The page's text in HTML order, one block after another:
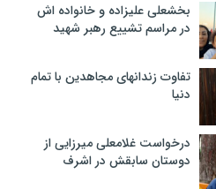
بخشعلی علیزاده و خانواده اش
در مراسم تشییع رهبر شهید
تفاوت زندانهای مجاهدین با تمام
دنیا
درخواست غلامعلی میرزایی از
دوستان سابقش در اشرف